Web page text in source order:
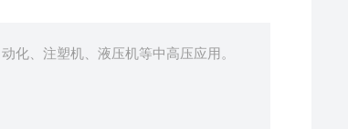
化、注塑机、液压机等中高压应用。